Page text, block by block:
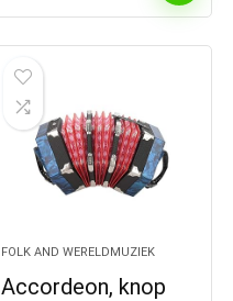
FOLK AND WERELDMUZIEK
Accordeon, knop